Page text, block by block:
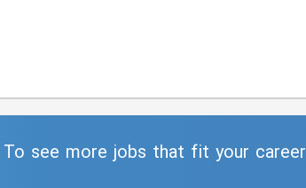
see more jobs that fit your career